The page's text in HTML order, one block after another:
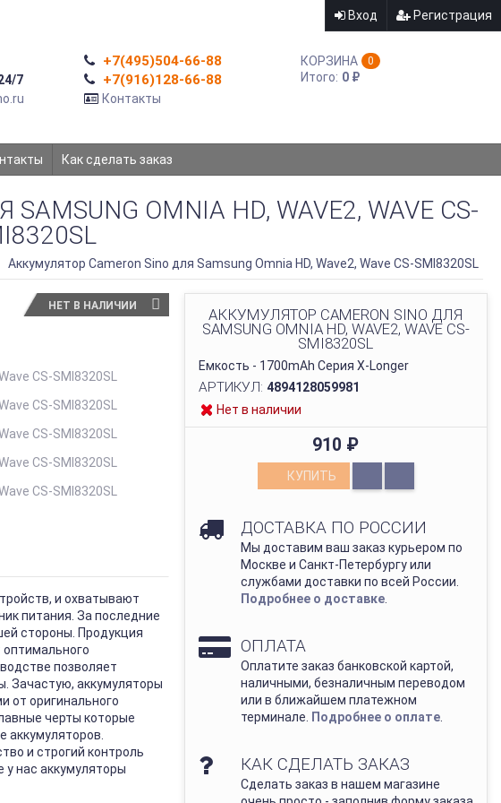
Вход Регистрация
7
+7(495)504-66-88
+7(916)128-66-88
Контакты
КОРЗИНА 0
Итого: 0 ₽
Как сделать заказ
OMNIA HD, WAVE2, WAVE CS-
Аккумулятор Cameron Sino для Samsung Omnia HD, Wave2, Wave CS-SMI8320SL
НЕТ В НАЛИЧИИ
АККУМУЛЯТОР CAMERON SINO ДЛЯ
SAMSUNG OMNIA HD, WAVE2, WAVE CS-
SMI8320SL
Емкость - 1700mAh Серия X-Longer
АРТИКУЛ: 4894128059981
Нет в наличии
910 ₽
КУПИТЬ
ДОСТАВКА ПО РОССИИ
Мы доставим ваш заказ курьером по
Москве и Санкт-Петербургу или
службами доставки по всей России.
Подробнее о доставке.
ОПЛАТА
Оплатите заказ банковской картой,
наличными, безналичным переводом
или в ближайшем платежном
терминале.
Подробнее о оплате.
КАК СДЕЛАТЬ ЗАКАЗ
Сделать заказ в нашем магазине
и охватывают
питания. За последние
стороны. Продукция
позволяет
Зачастую, аккумуляторы
от оригинального
черты которые
аккумуляторов.
и строгий контроль
у нас аккумуляторы